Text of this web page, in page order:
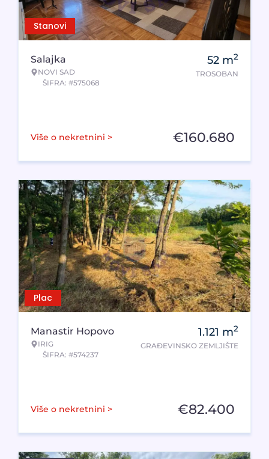
Stanovi
Salajka
NOVI SAD
ŠIFRA: #575068
52 m2
TROSOBAN
Više o nekretnini > €160.680
Plac
Manastir Hopovo
IRIG
ŠIFRA: #574237
1.121 m2
GRAĐEVINSKO ZEMLJIŠTE
Više o nekretnini > €82.400